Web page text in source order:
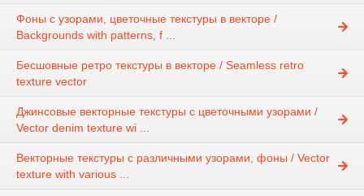
Фоны с узорами, цветочные текстуры в векторе /
Backgrounds with patterns, f ...
Бесшовные ретро текстуры в векторе / Seamless retro
texture vector
Джинсовые векторные текстуры с цветочными узорами /
Vector denim texture wi ...
Векторные текстуры с различными узорами, фоны / Vector
texture with various ...